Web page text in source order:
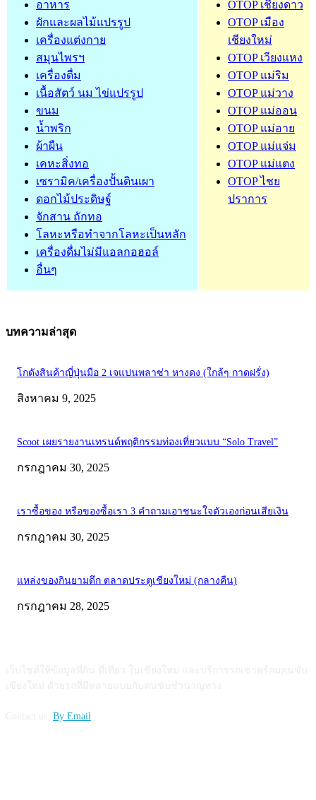
OTOP เชียงดาว
OTOP เมือง
เชียงใหม่
OTOP เวียงแหง
OTOP แม่ริม
OTOP แม่วาง
OTOP แม่ออน
OTOP แม่อาย
OTOP แม่แจ่ม
OTOP แม่แตง
OTOP ไชย
ปราการ
อาหาร
ผักและผลไม้แปรรูป
เครื่องแต่งกาย
สมุนไพรฯ
เครื่องดื่ม
เนื้อสัตว์ นม ไข่แปรรูป
ขนม
น้ำพริก
ผ้าผืน
เคหะสิ่งทอ
เซรามิค/เครื่องปั้นดินเผา
ดอกไม้ประดิษฐ์
จักสาน ถักทอ
โลหะหรือทำจากโลหะเป็นหลัก
เครื่องดื่มไม่มีแอลกอฮอล์
อื่นๆ
บทความล่าสุด
โกดังสินค้าญี่ปุ่นมือ 2 เจแปนพลาซ่า หางดง (ใกล้ๆ กาดฝรั่ง)
สิงหาคม 9, 2025
Scoot เผยรายงานเทรนด์พฤติกรรมท่องเที่ยวแบบ “Solo Travel”
กรกฎาคม 30, 2025
เราซื้อของ หรือของซื้อเรา 3 คำถามเอาชนะใจตัวเองก่อนเสียเงิน
กรกฎาคม 30, 2025
แหล่งของกินยามดึก ตลาดประตูเชียงใหม่ (กลางคืน)
กรกฎาคม 28, 2025
By Email